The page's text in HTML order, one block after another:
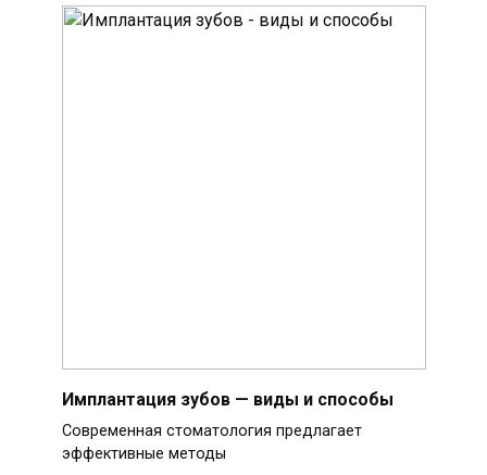
Имплантация зубов — виды и способы
Современная стоматология предлагает
эффективные методы